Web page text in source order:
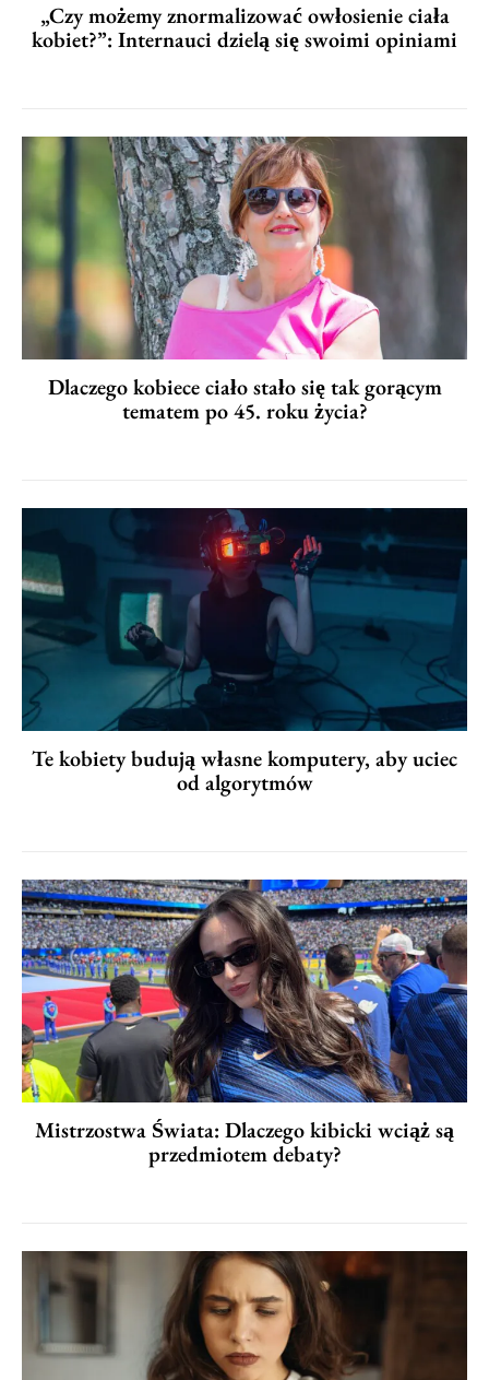
„Czy możemy znormalizować owłosienie ciała
kobiet?”: Internauci dzielą się swoimi opiniami
Dlaczego kobiece ciało stało się tak gorącym
tematem po 45. roku życia?
Te kobiety budują własne komputery, aby uciec
od algorytmów
Mistrzostwa Świata: Dlaczego kibicki wciąż są
przedmiotem debaty?